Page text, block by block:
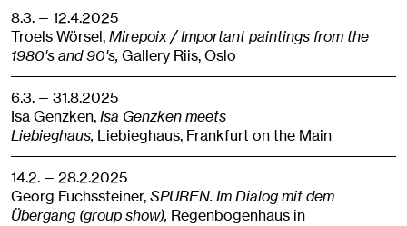
8.3. — 12.4.2025
Troels Wörsel,Mirepoix / Important paintings from the
1980's and 90's, Gallery Riis,Oslo
6.3. — 31.8.2025
Isa Genzken,Isa Genzken meets
Liebieghaus, Liebieghaus, Frankfurt on the Main
14.2. — 28.2.2025
Georg Fuchssteiner,SPUREN. Im Dialog mit dem
Übergang (group show), Regenbogenhaus in